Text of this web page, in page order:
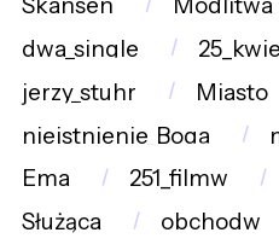
dwa_single
jerzy_stuhr
Miasto
nieistnienie_Boga
Ema
251_filmw
Służąca
obchodw